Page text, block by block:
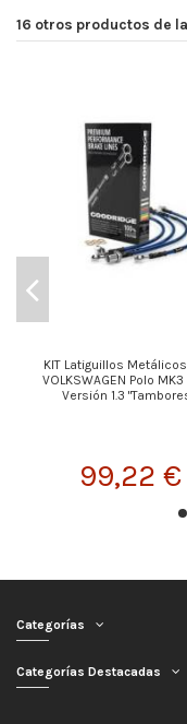
16 otros productos de
KIT Latiguillos
VOLKSWAGEN Polo MK3
Versión 1.3
99,22 €
Categorías
Categorías Destacadas